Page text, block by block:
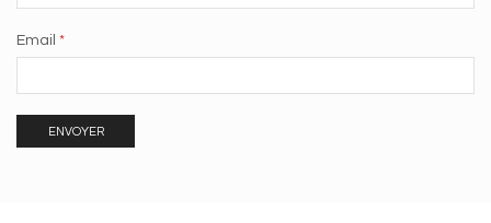
Email *